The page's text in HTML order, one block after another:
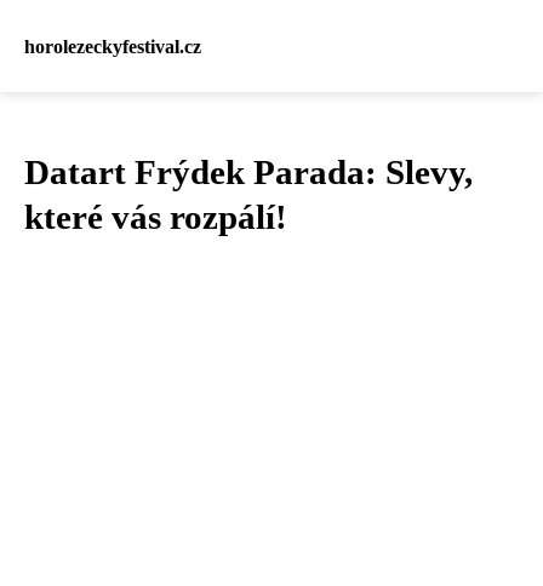
horolezeckyfestival.cz
Datart Frýdek Parada: Slevy,
které vás rozpálí!